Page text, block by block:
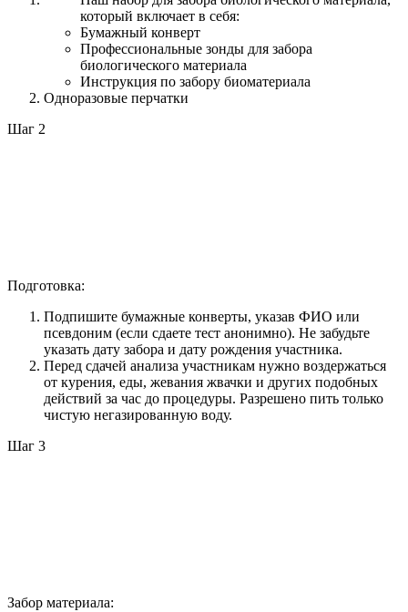
который включает в себя:
Бумажный конверт
Профессиональные зонды для забора
биологического материала
Инструкция по забору биоматериала
Одноразовые перчатки
Шаг 2
Подготовка:
Подпишите бумажные конверты, указав ФИО или
псевдоним (если сдаете тест анонимно). Не забудьте
указать дату забора и дату рождения участника.
Перед сдачей анализа участникам нужно воздержаться
от курения, еды, жевания жвачки и других подобных
действий за час до процедуры. Разрешено пить только
чистую негазированную воду.
Шаг 3
Забор материала: